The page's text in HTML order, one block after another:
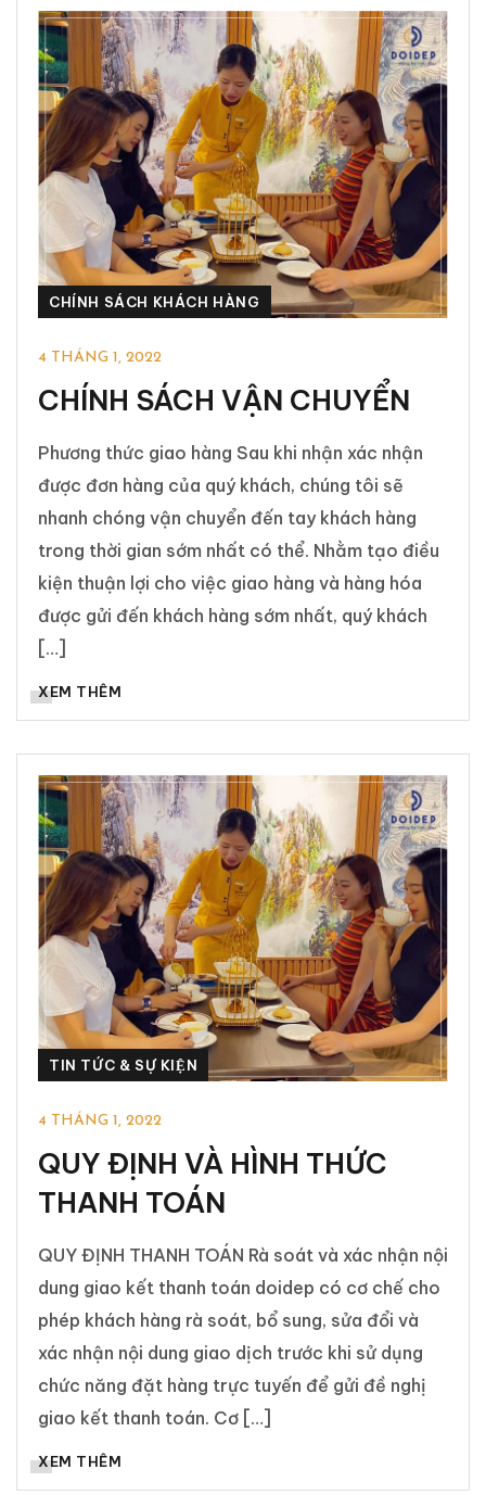
CHÍNH SÁCH KHÁCH HÀNG
4 THÁNG 1, 2022
CHÍNH SÁCH VẬN CHUYỂN
Phương thức giao hàng Sau khi nhận xác nhận
được đơn hàng của quý khách, chúng tôi sẽ
nhanh chóng vận chuyển đến tay khách hàng
trong thời gian sớm nhất có thể. Nhằm tạo điều
kiện thuận lợi cho việc giao hàng và hàng hóa
được gửi đến khách hàng sớm nhất, quý khách
[…]
XEM THÊM
TIN TỨC & SỰ KIỆN
4 THÁNG 1, 2022
QUY ĐỊNH VÀ HÌNH THỨC
THANH TOÁN
QUY ĐỊNH THANH TOÁN Rà soát và xác nhận nội
dung giao kết thanh toán doidep có cơ chế cho
phép khách hàng rà soát, bổ sung, sửa đổi và
xác nhận nội dung giao dịch trước khi sử dụng
chức năng đặt hàng trực tuyến để gửi đề nghị
giao kết thanh toán. Cơ […]
XEM THÊM